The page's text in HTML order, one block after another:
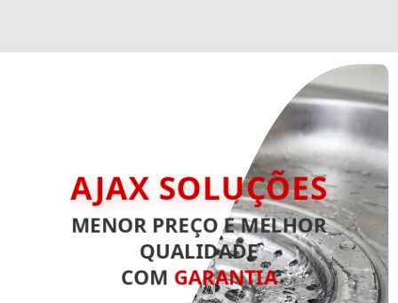
AJAX SOLUÇÕES
MENOR PREÇO E MELHOR
QUALIDADE
COM GARANTIA